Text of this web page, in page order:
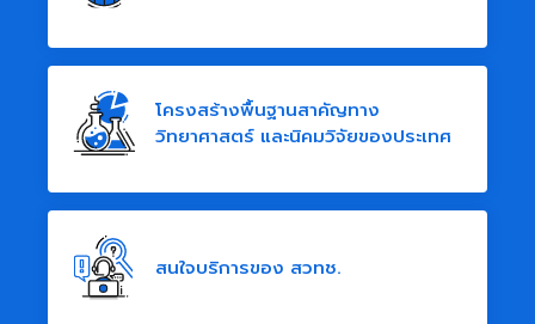
โครงสร้างพื้นฐานสาคัญทาง
วิทยาศาสตร์ และนิคมวิจัยของประเทศ
สนใจบริการของ สวทช.